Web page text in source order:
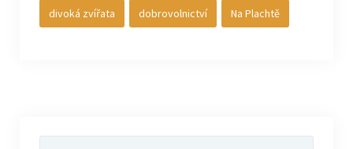
divoká zvířata dobrovolnictví Na Plachtě